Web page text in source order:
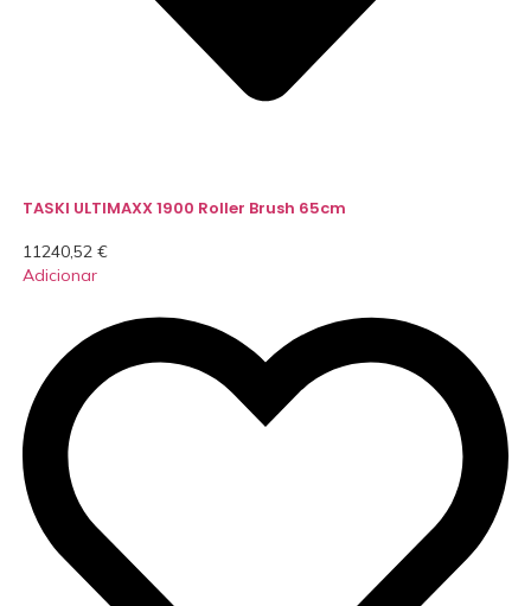
TASKI ULTIMAXX 1900 Roller Brush 65cm
11240,52 €
Adicionar